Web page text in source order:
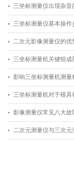
三坐标测量仪出现杂音
三坐标测量仪基本操作
二次元影像测量仪的优
三坐标测量机关键组
影响三坐标测量机测
三坐标测量机对于模
影像测量仪常见八大故
二次元测量仪与三次元